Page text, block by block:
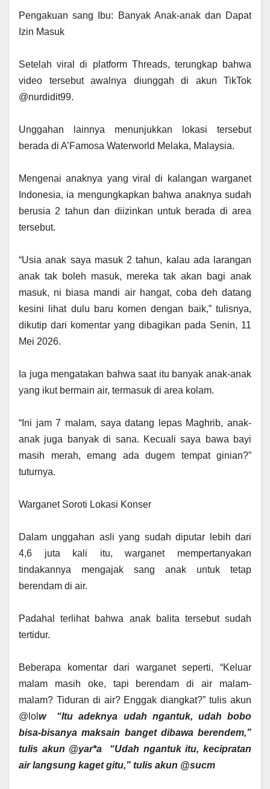
‎Pengakuan sang Ibu: Banyak Anak-anak dan Dapat
Izin Masuk
‎Setelah viral di platform Threads, terungkap bahwa
video tersebut awalnya diunggah di akun TikTok
@nurdidit99.
‎Unggahan lainnya menunjukkan lokasi tersebut
berada di A’Famosa Waterworld Melaka, Malaysia.
‎Mengenai anaknya yang viral di kalangan warganet
Indonesia, ia mengungkapkan bahwa anaknya sudah
berusia 2 tahun dan diizinkan untuk berada di area
tersebut.
‎“Usia anak saya masuk 2 tahun, kalau ada larangan
anak tak boleh masuk, mereka tak akan bagi anak
masuk, ni biasa mandi air hangat, coba deh datang
kesini lihat dulu baru komen dengan baik,” tulisnya,
dikutip dari komentar yang dibagikan pada Senin, 11
Mei 2026.
‎Ia juga mengatakan bahwa saat itu banyak anak-anak
yang ikut bermain air, termasuk di area kolam.
‎“Ini jam 7 malam, saya datang lepas Maghrib, anak-
anak juga banyak di sana. Kecuali saya bawa bayi
masih merah, emang ada dugem tempat ginian?”
tuturnya.
‎Warganet Soroti Lokasi Konser
‎Dalam unggahan asli yang sudah diputar lebih dari
4,6 juta kali itu, warganet mempertanyakan
tindakannya mengajak sang anak untuk tetap
berendam di air.
‎Padahal terlihat bahwa anak balita tersebut sudah
tertidur.
‎Beberapa komentar dari warganet seperti, “Keluar
malam masih oke, tapi berendam di air malam-
malam? Tiduran di air? Enggak diangkat?” tulis akun
@lol w ‎ ‎“Itu adeknya udah ngantuk, udah bobo
‎bisa-bisanya maksain banget dibawa berendem,”
tulis akun @yar*a ‎ ‎“Udah ngantuk itu, kecipratan
air langsung kaget gitu,” tulis akun @sucm